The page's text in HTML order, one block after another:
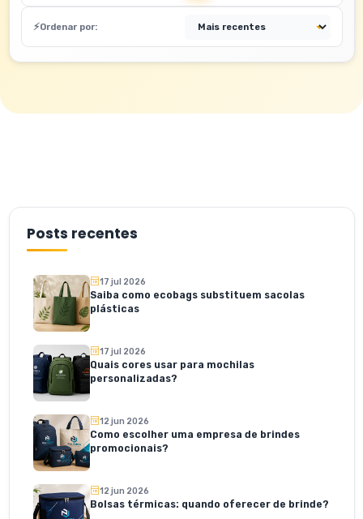
Ordenar por:
Posts recentes
17 jul 2026
Saiba como ecobags substituem sacolas
plásticas
17 jul 2026
Quais cores usar para mochilas
personalizadas?
12 jun 2026
Como escolher uma empresa de brindes
promocionais?
12 jun 2026
Bolsas térmicas: quando oferecer de brinde?